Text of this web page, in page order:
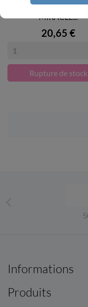
BYE-BRA -
MIRACLE...
Prix
20,65 €
Rupture de stock
Informations
Produits